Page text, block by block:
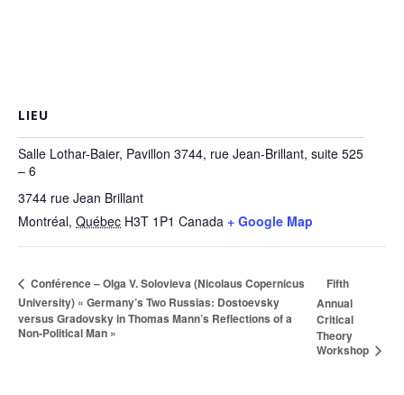
LIEU
Salle Lothar-Baier, Pavillon 3744, rue Jean-Brillant, suite 525
– 6
3744 rue Jean Brillant
Montréal, Québec H3T 1P1 Canada + Google Map
Conférence – Olga V. Solovieva (Nicolaus Copernicus
University) « Germany’s Two Russias: Dostoevsky
versus Gradovsky in Thomas Mann’s Reflections of a
Non-Political Man »
Fifth
Annual
Critical
Theory
Workshop